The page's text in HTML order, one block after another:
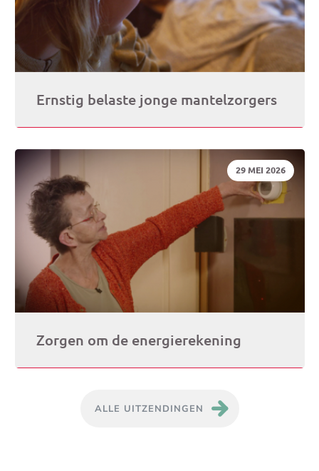
Ernstig belaste jonge mantelzorgers
DATUM:
29 MEI 2026
Zorgen om de energierekening
ALLE UITZENDINGEN